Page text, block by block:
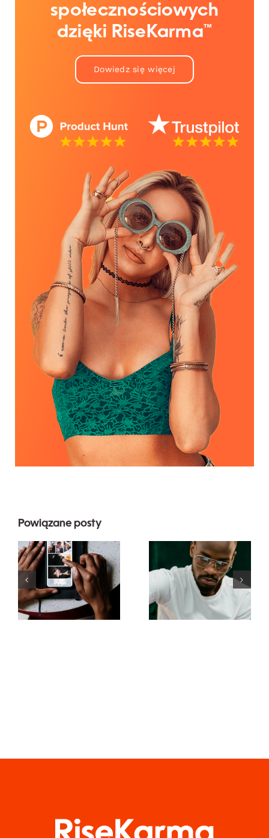
społecznościowych
dzięki RiseKarma™
Dowiedz się więcej
Powiązane posty
Najlepsze
aplikacje do
animacji
zdjęć na
angażujące
posty na
Top 17
wskazówek
dotyczących
zrozumienia
algorytmu